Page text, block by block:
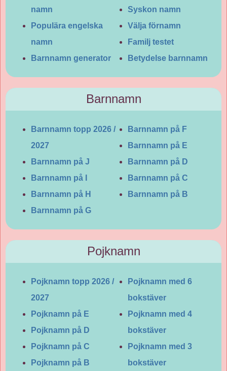
namn
Populära engelska
namn
Barnnamn generator
Syskon namn
Välja förnamn
Familj testet
Betydelse barnnamn
Barnnamn
Barnnamn topp 2026 /
2027
Barnnamn på J
Barnnamn på I
Barnnamn på H
Barnnamn på G
Barnnamn på F
Barnnamn på E
Barnnamn på D
Barnnamn på C
Barnnamn på B
Pojknamn
Pojknamn topp 2026 /
2027
Pojknamn på E
Pojknamn på D
Pojknamn på C
Pojknamn på B
Pojknamn med 6
bokstäver
Pojknamn med 4
bokstäver
Pojknamn med 3
bokstäver